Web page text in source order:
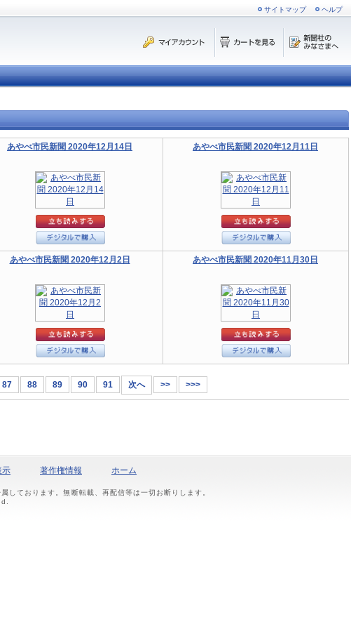
サイトマップ ヘルプ
あやべ市民新聞 2020年12月14日 あやべ市民新聞 2020年12月11日
あやべ市民新聞 2020年12月2日 あやべ市民新聞 2020年11月30日
87 88 89 90 91 次へ >> >>>
示 著作権情報 ホーム
しております。無断転載、再配信等は一切お断りします。